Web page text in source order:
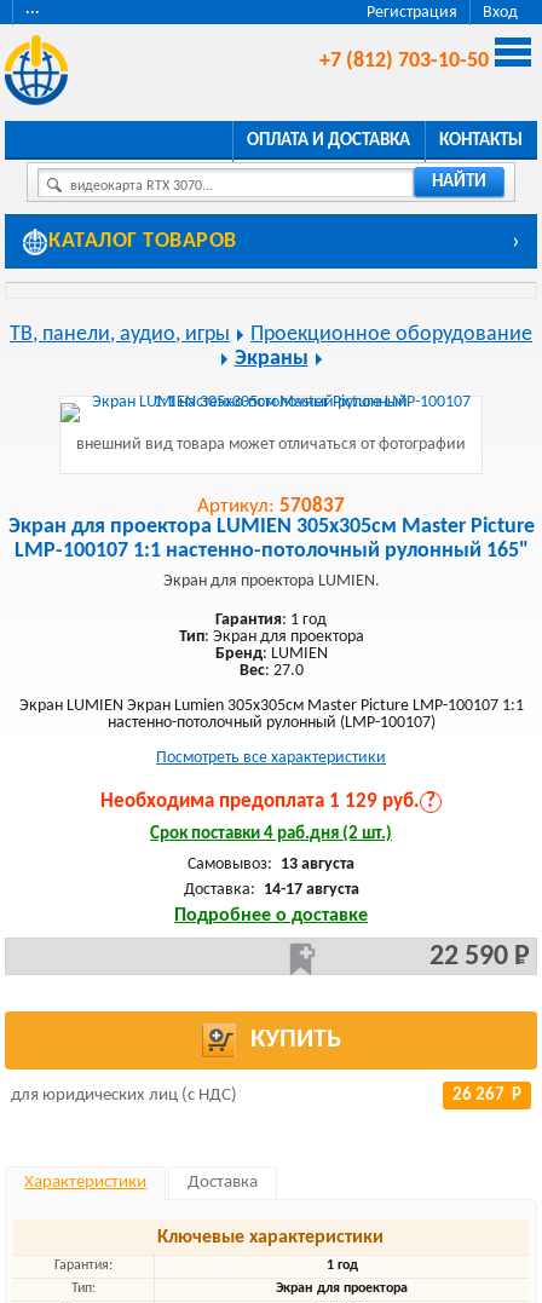
Регистрация Вход
···
+7 (812) 703-10-50
ОПЛАТА И ДОСТАВКА КОНТАКТЫ
видеокарта RTX 3070... НАЙТИ
КАТАЛОГ ТОВАРОВ ›
ТВ, панели, аудио, игры
Проекционное оборудование
Экраны
внешний вид товара может отличаться от фотографии
Артикул: 570837
Экран для проектора LUMIEN 305x305см Master Picture
LMP-100107 1:1 настенно-потолочный рулонный 165"
Экран для проектора LUMIEN.
Гарантия: 1 год
Тип: Экран для проектора
Бренд: LUMIEN
Вес: 27.0
Экран LUMIEN Экран Lumien 305x305см Master Picture LMP-100107 1:1
настенно-потолочный рулонный (LMP-100107)
Посмотреть все характеристики
Необходима предоплата 1 129 руб. ?
Срок поставки 4 раб.дня (2 шт.)
Самовывоз: 13 августа
Доставка: 14-17 августа
Подробнее о доставке
22 590 Р
КУПИТЬ
для юридических лиц (с НДС) 26 267 Р
Характеристики Доставка
Ключевые характеристики
Гарантия:
1 год
Тип:
Экран для проектора